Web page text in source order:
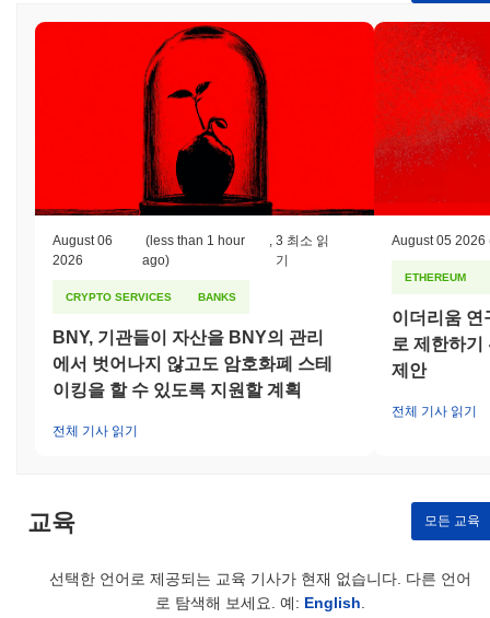
August 06
2026
(less than 1 hour
ago)
3 최소 읽
기
CRYPTO SERVICES BANKS
BNY, 기관들이 자산을 BNY의 관리
에서 벗어나지 않고도 암호화폐 스테
이킹을 할 수 있도록 지원할 계획
전체 기사 읽기
August 05 2026
ETHEREUM
이더리움 연
로 제한하기
제안
전체 기사 읽기
교육 모든 교육
선택한 언어로 제공되는 교육 기사가 현재 없습니다. 다른 언어
로 탐색해 보세요. 예: English